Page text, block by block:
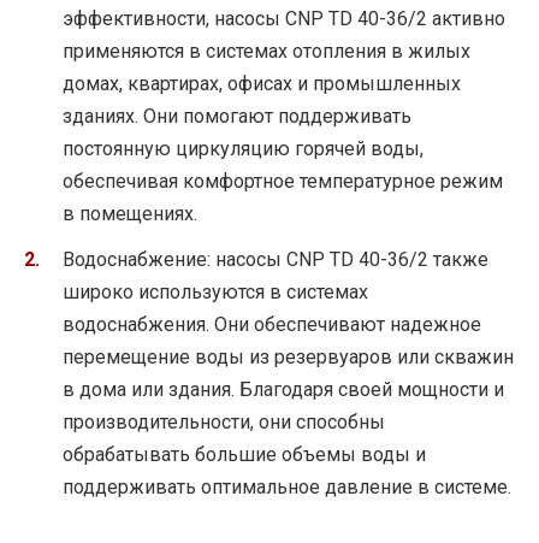
эффективности, насосы CNP TD 40-36/2 активно
применяются в системах отопления в жилых
домах, квартирах, офисах и промышленных
зданиях. Они помогают поддерживать
постоянную циркуляцию горячей воды,
обеспечивая комфортное температурное режим
в помещениях.
Водоснабжение: насосы CNP TD 40-36/2 также
широко используются в системах
водоснабжения. Они обеспечивают надежное
перемещение воды из резервуаров или скважин
в дома или здания. Благодаря своей мощности и
производительности, они способны
обрабатывать большие объемы воды и
поддерживать оптимальное давление в системе.